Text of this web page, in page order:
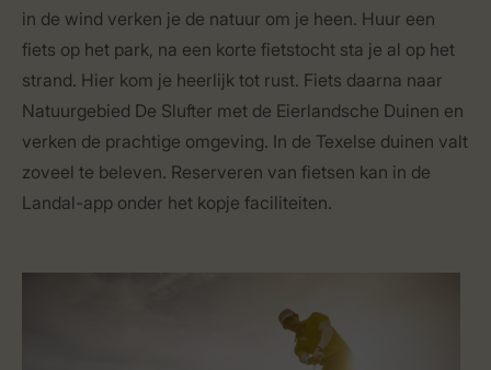
in de wind verken je de natuur om je heen. Huur een
fiets op het park, na een korte fietstocht sta je al op het
strand. Hier kom je heerlijk tot rust. Fiets daarna naar
Natuurgebied De Slufter met de Eierlandsche Duinen en
verken de prachtige omgeving. In de Texelse duinen valt
zoveel te beleven. Reserveren van fietsen kan in de
Landal-app onder het kopje faciliteiten.